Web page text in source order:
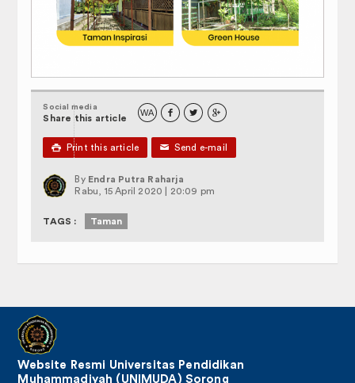
Gedung Kuliah dan Kantor
Ekonomi Kreatif
PIBK UNIMUDA
PEDOMAN, PANDUAN, DAN DOKUMEN
Social media
Share this article
WA   
 Print this article ✉ Send e-mail
By Endra Putra Raharja
Rabu, 15 April 2020 | 20:09 pm
TAGS : Taman
Website Resmi Universitas Pendidikan
Muhammadiyah (UNIMUDA) Sorong